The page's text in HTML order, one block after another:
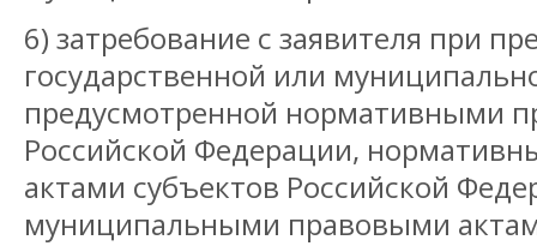
6) затребование с заявителя при
государственной или
предусмотренной нормативными
Российской Федерации,
актами субъектов Российской
муниципальными правовыми